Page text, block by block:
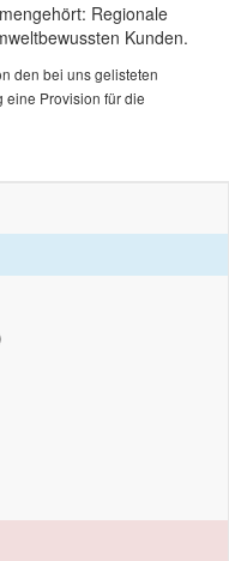
Regionale
Kunden.
den bei uns gelisteten
eine Provision für die